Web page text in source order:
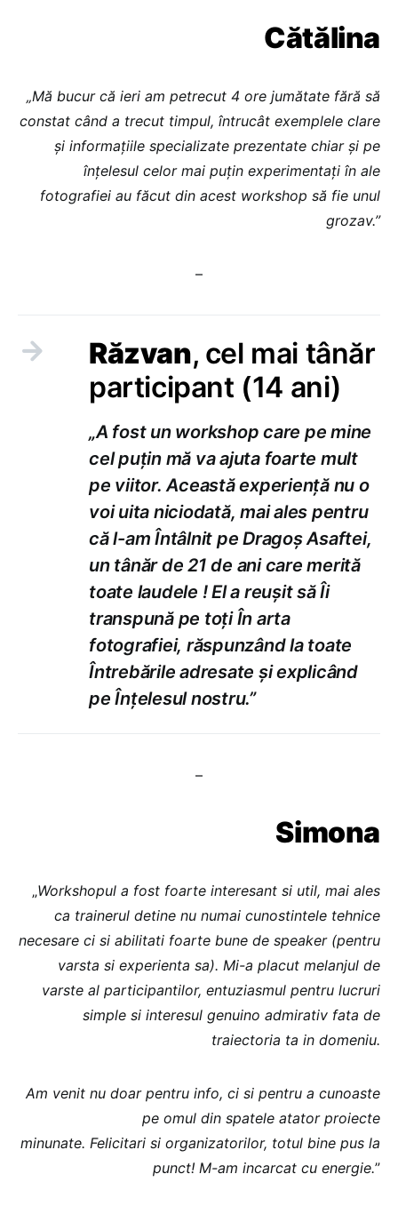
Cătălina
„Mă bucur că ieri am petrecut 4 ore jumătate fără să
constat când a trecut timpul, întrucât exemplele clare
și informațiile specializate prezentate chiar și pe
înțelesul celor mai puțin experimentați în ale
fotografiei au făcut din acest workshop să fie unul
grozav.”
–
Răzvan, cel mai tânăr
participant (14 ani)
„A fost un workshop care pe mine
cel puțin mă va ajuta foarte mult
pe viitor. Această experiență nu o
voi uita niciodată, mai ales pentru
că l-am Întâlnit pe Dragoș Asaftei,
un tânăr de 21 de ani care merită
toate laudele ! El a reușit să Îi
transpună pe toți În arta
fotografiei, răspunzând la toate
Întrebările adresate și explicând
pe Înțelesul nostru.”
–
Simona
„Workshopul a fost foarte interesant si util, mai ales
ca trainerul detine nu numai cunostintele tehnice
necesare ci si abilitati foarte bune de speaker (pentru
varsta si experienta sa). Mi-a placut melanjul de
varste al participantilor, entuziasmul pentru lucruri
simple si interesul genuino admirativ fata de
traiectoria ta in domeniu.
Am venit nu doar pentru info, ci si pentru a cunoaste
pe omul din spatele atator proiecte
minunate. Felicitari si organizatorilor, totul bine pus la
punct! M-am incarcat cu energie.”